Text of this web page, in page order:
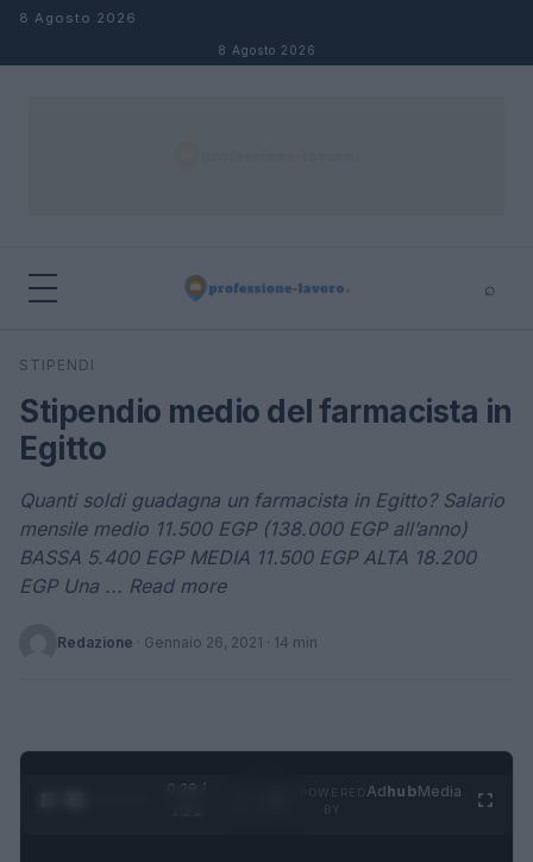
Salta al contenuto
8 Agosto 2026
8 Agosto 2026
⌕
Cerca
STIPENDI
Stipendio medio del farmacista in
Egitto
Quanti soldi guadagna un farmacista in Egitto? Salario
mensile medio 11.500 EGP (138.000 EGP all’anno)
BASSA 5.400 EGP MEDIA 11.500 EGP ALTA 18.200
EGP Una ... Read more
Redazione · Gennaio 26, 2021 · 14 min
0:29 /
AdhubMedia